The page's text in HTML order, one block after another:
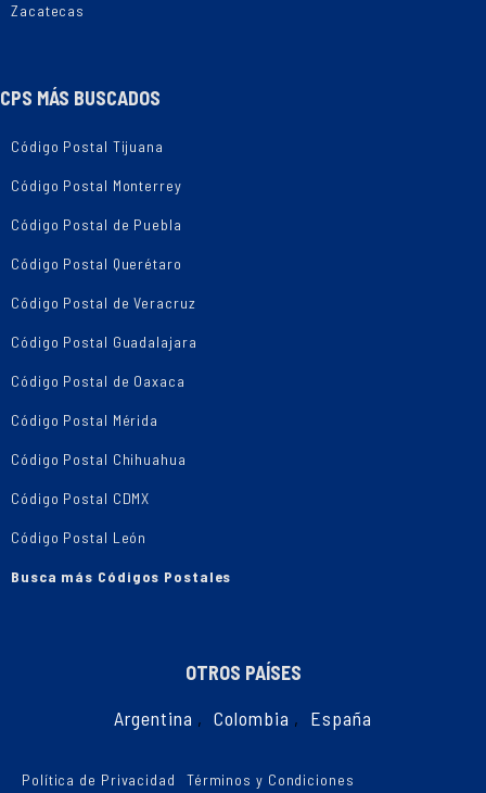
Zacatecas
CPS MÁS BUSCADOS
Código Postal Tijuana
Código Postal Monterrey
Código Postal de Puebla
Código Postal Querétaro
Código Postal de Veracruz
Código Postal Guadalajara
Código Postal de Oaxaca
Código Postal Mérida
Código Postal Chihuahua
Código Postal CDMX
Código Postal León
Busca más Códigos Postales
OTROS PAÍSES
Argentina , Colombia , España
Política de Privacidad Términos y Condiciones